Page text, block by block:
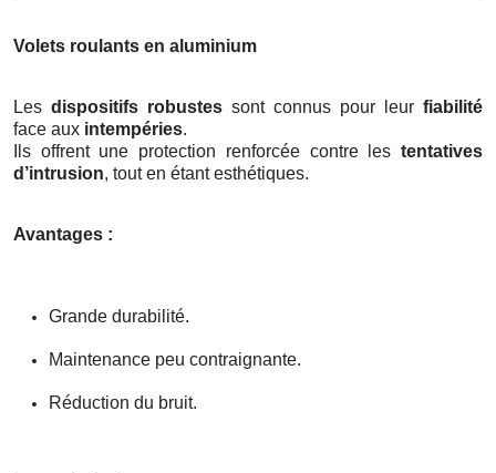
Volets roulants en aluminium
Les dispositifs robustes sont connus pour leur fiabilité
face aux intempéries.
Ils offrent une protection renforcée contre les tentatives
d’intrusion, tout en étant esthétiques.
Avantages :
Grande durabilité.
Maintenance peu contraignante.
Réduction du bruit.